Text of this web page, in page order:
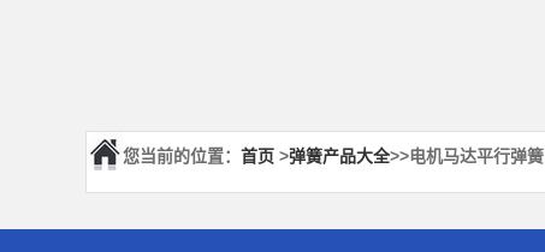
您当前的位置： 首页 >弹簧产品大全>>电机马达平行弹簧